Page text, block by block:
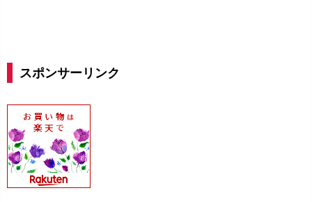
スポンサーリンク